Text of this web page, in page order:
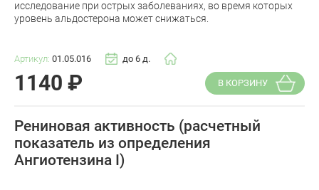
исследование при острых заболеваниях, во время которых
уровень альдостерона может снижаться.
Артикул: 01.05.016 до 6 д.
1140 ₽ В КОРЗИНУ
Рениновая активность (расчетный
показатель из определения
Ангиотензина I)